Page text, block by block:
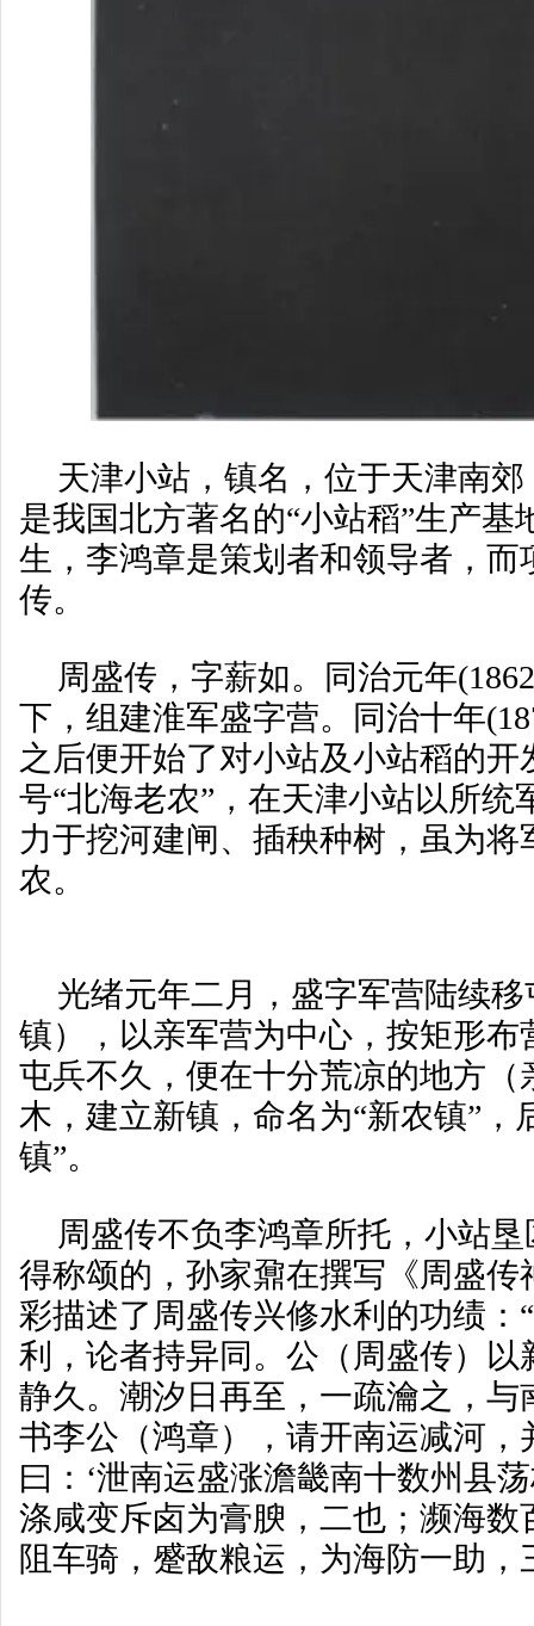
天津小站，镇名，位于天津南
是我国北方著名的“小站稻”生产基
生，李鸿章是策划者和领导者，而
传。
周盛传，字薪如。同治元年
下，组建淮军盛字营。同治十年
之后便开始了对小站及小站稻的开
号“北海老农”，在天津小站以所统
力于挖河建闸、插秧种树，虽为将
农。
光绪元年二月，盛字军营陆续
镇），以亲军营为中心，按矩形布
屯兵不久，便在十分荒凉的地方（
木，建立新镇，命名为“新农镇”，
镇”。
周盛传不负李鸿章所托，小站
得称颂的，孙家鼐在撰写《周盛传
彩描述了周盛传兴修水利的功绩：
利，论者持异同。公（周盛传）以
静久。潮汐日再至，一疏瀹之，与
书李公（鸿章），请开南运减河，
曰：‘泄南运盛涨澹畿南十数州县
涤咸变斥卤为膏腴，二也；濒海数
阻车骑，蹙敌粮运，为海防一助，